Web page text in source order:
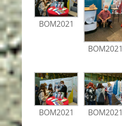
BOM2021
BOM2021
BOM2021 BOM2021